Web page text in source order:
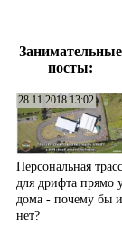
Занимательные
посты:
28.11.2018 13:02
Персональная
для дрифта прямо
дома - почему бы и
нет?